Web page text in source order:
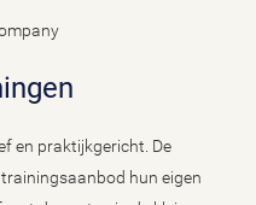
en praktijkgericht. De
hun eigen